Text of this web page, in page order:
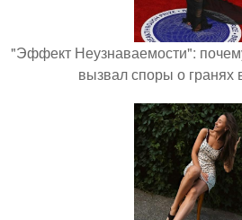
"Эффект Неузнаваемости":
вызвал споры о гранях